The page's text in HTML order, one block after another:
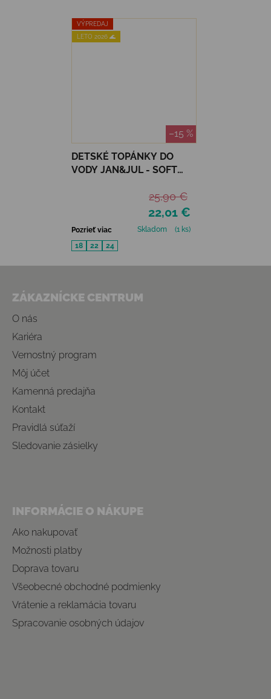
VÝPREDAJ
LETO 2026 🌊
–15 %
DETSKÉ TOPÁNKY DO
VODY JAN&JUL - SOFT
22,01 €
25,90 €
Pozrieť viac Skladom
(1 ks)
18
22 24
ZÁKAZNÍCKE CENTRUM
O nás
Kariéra
Vernostný program
Môj účet
Kamenná predajňa
Kontakt
Pravidlá súťaží
Sledovanie zásielky
INFORMÁCIE O NÁKUPE
Ako nakupovať
Možnosti platby
Doprava tovaru
Všeobecné obchodné podmienky
Vrátenie a reklamácia tovaru
Spracovanie osobných údajov